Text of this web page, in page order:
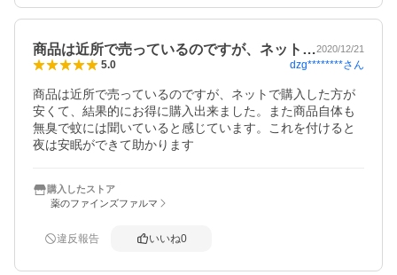
商品は近所で売っているのですが、ネット…2020/12/21
5.0 dzg********さん
商品は近所で売っているのですが、ネットで購入した方が
安くて、結果的にお得に購入出来ました。また商品自体も
無臭で蚊には聞いていると感じています。これを付けると
夜は安眠ができて助かります
購入したストア
薬のファインズファルマ
違反報告 いいね0